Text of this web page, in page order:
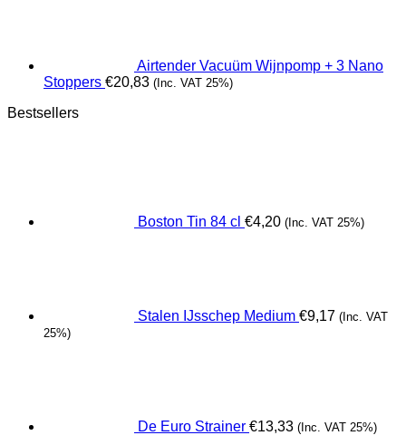
Airtender Vacuüm Wijnpomp + 3 Nano
Stoppers €20,83 (Inc. VAT 25%)
Bestsellers
Boston Tin 84 cl €4,20 (Inc. VAT 25%)
Stalen IJsschep Medium €9,17 (Inc. VAT
25%)
De Euro Strainer €13,33 (Inc. VAT 25%)